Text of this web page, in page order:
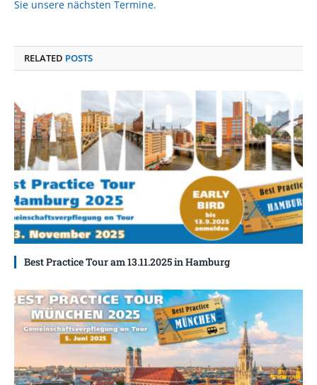
Sie unsere nächsten Termine.
RELATED POSTS
Best Practice Tour am 13.11.2025 in Hamburg